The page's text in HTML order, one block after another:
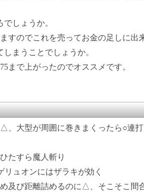
しょうか。
すのでこれを売ってお金の足しに出
まうことでしょうか。
まで上がったのでオススメです。
、大型が周囲に巻きまくったら○連打
たすら魔人斬り
リュオンにはザラキが効く
及び距離詰めるのに△、そこそこ間